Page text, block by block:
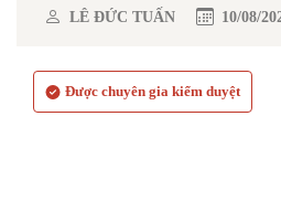
LÊ ĐỨC TUẤN 10/08/
Được chuyên gia kiểm duyệt